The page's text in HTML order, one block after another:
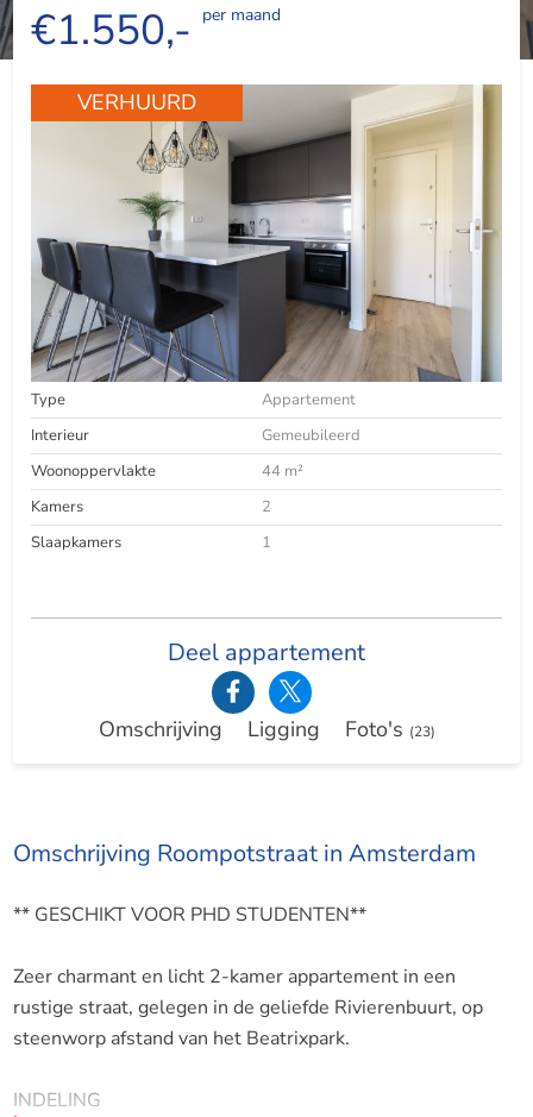
€1.550,- per maand
VERHUURD
Type
Appartement
Interieur
Gemeubileerd
Woonoppervlakte
44 m²
Kamers
2
Slaapkamers
1
Deel appartement
Omschrijving Ligging Foto's (23)
Omschrijving Roompotstraat in Amsterdam
** GESCHIKT VOOR PHD STUDENTEN**
Zeer charmant en licht 2-kamer appartement in een
rustige straat, gelegen in de geliefde Rivierenbuurt, op
steenworp afstand van het Beatrixpark.
INDELING